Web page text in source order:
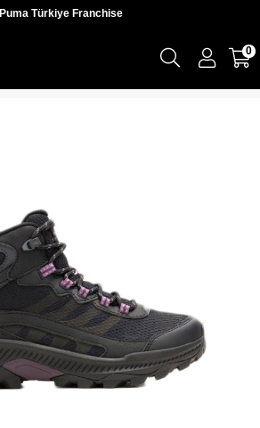
Puma Türkiye Franchise
0